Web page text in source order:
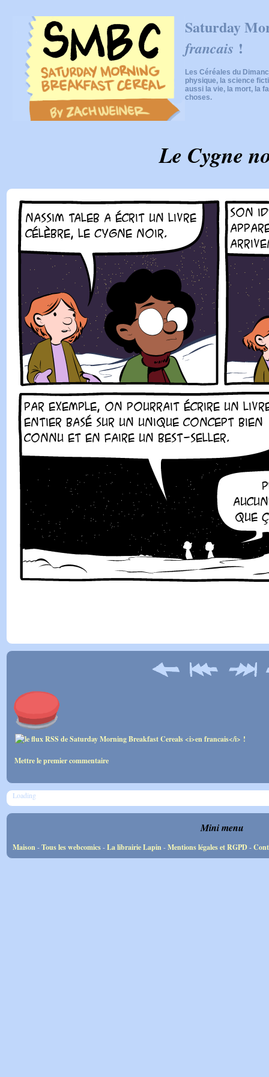
Saturday
francais !
Les Céréales du
physique, la science
aussi la vie, la mort, la
choses.
Le Cygne
Mettre le premier commentaire
Loading
Mini menu
Maison-Tous les webcomics-La librairie Lapin-Mentions légales et RGPD-